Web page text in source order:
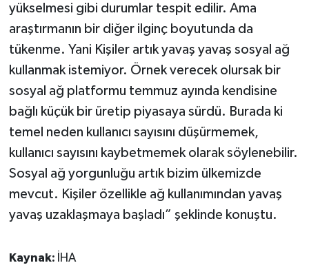
yükselmesi gibi durumlar tespit edilir. Ama
araştırmanın bir diğer ilginç boyutunda da
tükenme. Yani Kişiler artık yavaş yavaş sosyal ağ
kullanmak istemiyor. Örnek verecek olursak bir
sosyal ağ platformu temmuz ayında kendisine
bağlı küçük bir üretip piyasaya sürdü. Burada ki
temel neden kullanıcı sayısını düşürmemek,
kullanıcı sayısını kaybetmemek olarak söylenebilir.
Sosyal ağ yorgunluğu artık bizim ülkemizde
mevcut. Kişiler özellikle ağ kullanımından yavaş
yavaş uzaklaşmaya başladı” şeklinde konuştu.
Kaynak: İHA